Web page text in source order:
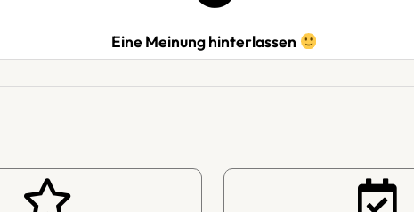
Eine Meinung hinterlassen